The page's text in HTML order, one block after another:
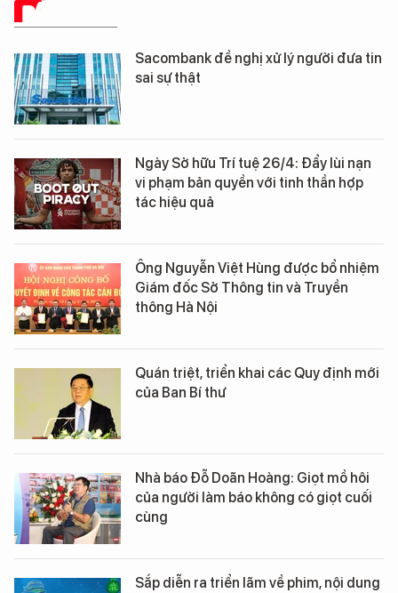
BÁO CHÍ SỐ
Sacombank đề nghị xử lý người đưa tin
sai sự thật
Ngày Sở hữu Trí tuệ 26/4: Đẩy lùi nạn
vi phạm bản quyền với tinh thần hợp
tác hiệu quả
Ông Nguyễn Việt Hùng được bổ nhiệm
Giám đốc Sở Thông tin và Truyền
thông Hà Nội
Quán triệt, triển khai các Quy định mới
của Ban Bí thư
Nhà báo Đỗ Doãn Hoàng: Giọt mồ hôi
của người làm báo không có giọt cuối
cùng
Sắp diễn ra triển lãm về phim, nội dung